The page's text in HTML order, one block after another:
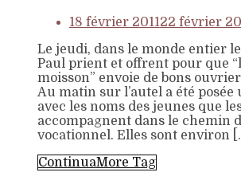
18 février 201122 février
Le jeudi, dans le monde entier
Paul prient et offrent pour que
moisson” envoie de bons
Au matin sur l’autel a été posée
avec les noms des jeunes que
accompagnent dans le chemin
vocationnel. Elles sont environ
ContinuaMore Tag